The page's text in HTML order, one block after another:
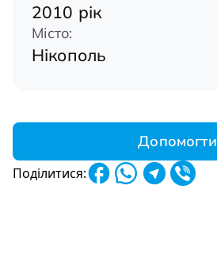
2010 рік
Місто:
Нікополь
Допомогти
Поділитися: